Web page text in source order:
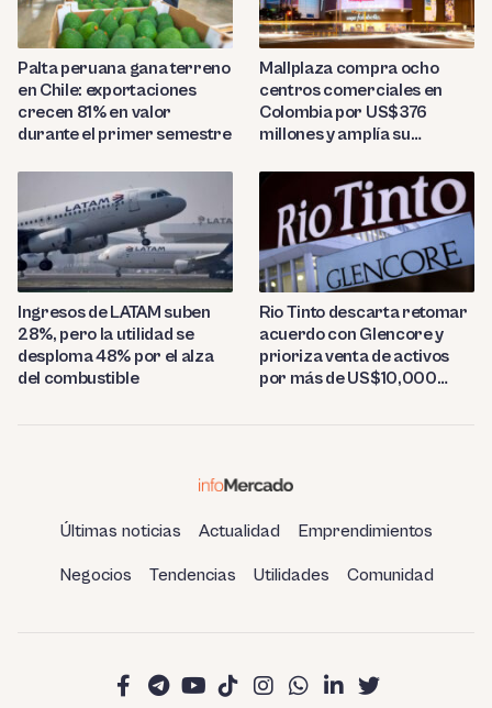
Palta peruana gana terreno
en Chile: exportaciones
crecen 81% en valor
durante el primer semestre
Mallplaza compra ocho
centros comerciales en
Colombia por US$376
millones y amplía su
Ingresos de LATAM suben
28%, pero la utilidad se
desploma 48% por el alza
del combustible
Rio Tinto descarta retomar
acuerdo con Glencore y
prioriza venta de activos
por más de US$10,000
Últimas noticias Actualidad Emprendimientos
Negocios Tendencias Utilidades Comunidad